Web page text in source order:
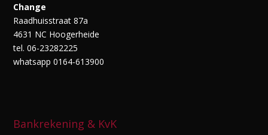
Change
Raadhuisstraat 87a
4631 NC Hoogerheide
tel. 06-23282225
whatsapp 0164-613900
Bankrekening & KvK